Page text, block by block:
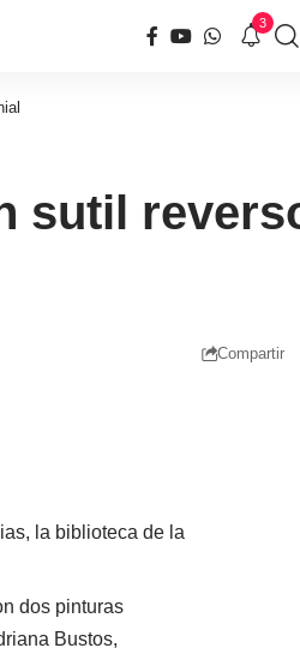
3
sutil
Compartir
la biblioteca de la
dos pinturas
Bustos,